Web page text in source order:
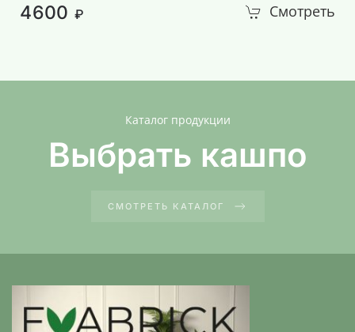
4600 ₽ Смотреть
Каталог продукции
Выбрать кашпо
СМОТРЕТЬ КАТАЛОГ